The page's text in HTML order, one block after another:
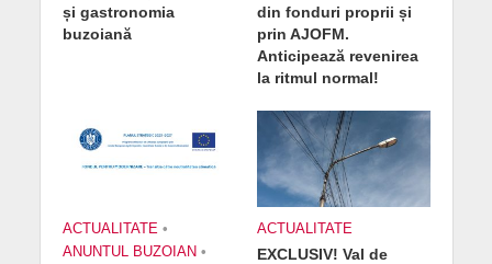
și gastronomia
buzoiană
din fonduri proprii și
prin AJOFM.
Anticipează revenirea
la ritmul normal!
ACTUALITATE •
ANUNTUL BUZOIAN •
ACTUALITATE
EXCLUSIV! Val de